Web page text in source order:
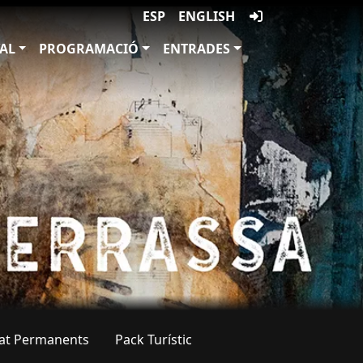
ESP
ENGLISH
PROGRAMACIÓ
ENTRADES
Permanents
Pack Turístic